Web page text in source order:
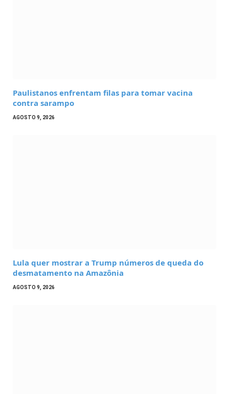
Paulistanos enfrentam filas para tomar vacina
contra sarampo
AGOSTO 9, 2026
Lula quer mostrar a Trump números de queda do
desmatamento na Amazônia
AGOSTO 9, 2026